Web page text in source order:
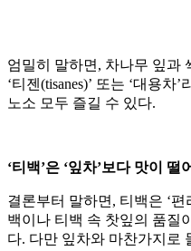
엄밀히 말하면, 차나무 잎과
‘티젠(tisanes)’ 또는 ‘대용
노소 모두 즐길 수 있다.
‘티백’은 ‘잎차’보다 맛이 떨
결론부터 말하면, 티백은 ‘
백이나 티백 속 찻잎의 품질
다. 다만 잎차와 마찬가지로